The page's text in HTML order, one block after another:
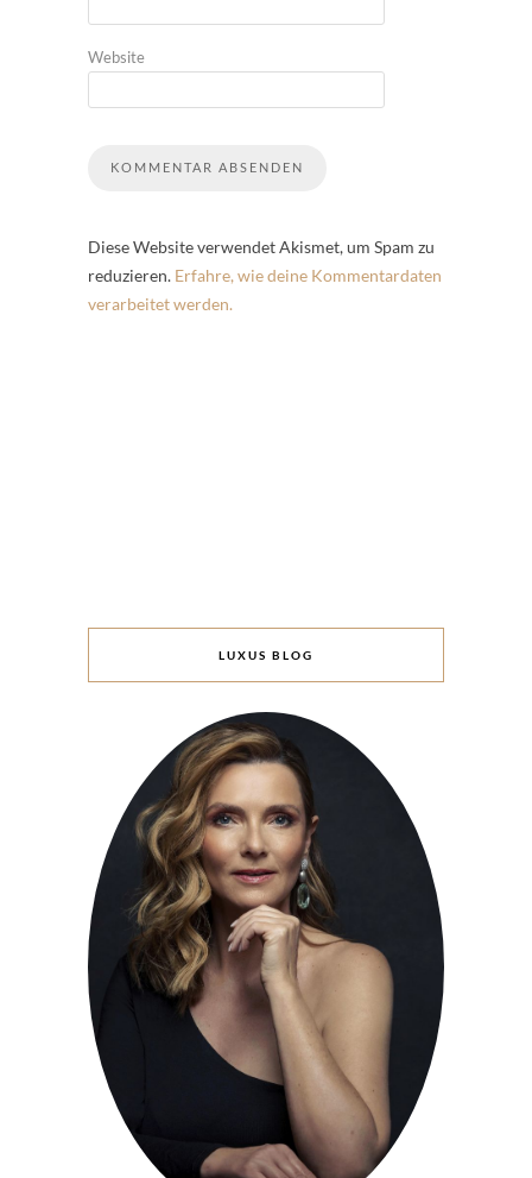
Website
Diese Website verwendet Akismet, um Spam zu
reduzieren. Erfahre, wie deine Kommentardaten
verarbeitet werden.
LUXUS BLOG